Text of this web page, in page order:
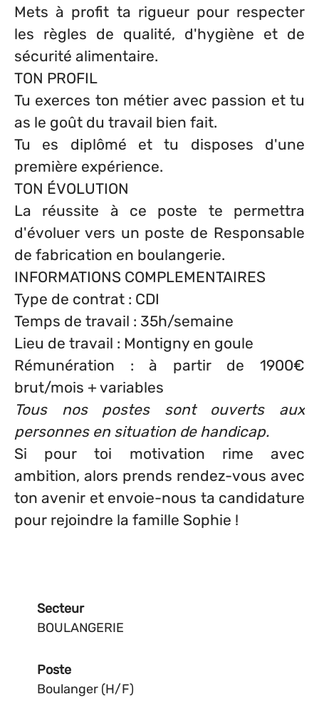
Mets à profit ta rigueur pour respecter
les règles de qualité, d'hygiène et de
sécurité alimentaire.
TON PROFIL
Tu exerces ton métier avec passion et tu
as le goût du travail bien fait.
Tu es diplômé et tu disposes d'une
première expérience.
TON ÉVOLUTION
La réussite à ce poste te permettra
d'évoluer vers un poste de Responsable
de fabrication en boulangerie.
INFORMATIONS COMPLEMENTAIRES
Type de contrat : CDI
Temps de travail : 35h/semaine
Lieu de travail : Montigny en goule
Rémunération : à partir de 1900€
brut/mois + variables
Tous nos postes sont ouverts aux
personnes en situation de handicap.
Si pour toi motivation rime avec
ambition, alors prends rendez-vous avec
ton avenir et envoie-nous ta candidature
pour rejoindre la famille Sophie !
Secteur
BOULANGERIE
Poste
Boulanger (H/F)